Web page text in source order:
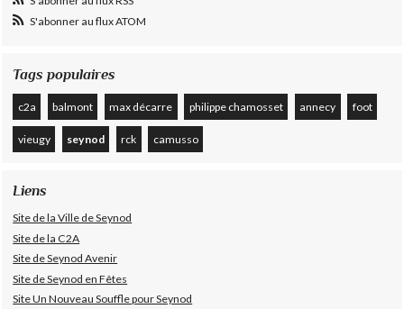
S'abonner au flux ATOM
Tags populaires
c2a balmont max décarre philippe chamosset annecy foot
vieugy seynod rck camusso
Liens
Site de la Ville de Seynod
Site de la C2A
Site de Seynod Avenir
Site de Seynod en Fêtes
Site Un Nouveau Souffle pour Seynod